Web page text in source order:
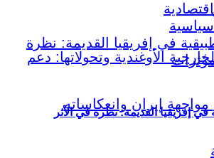
في إفريقيا القديمة: نظرة في الأثر